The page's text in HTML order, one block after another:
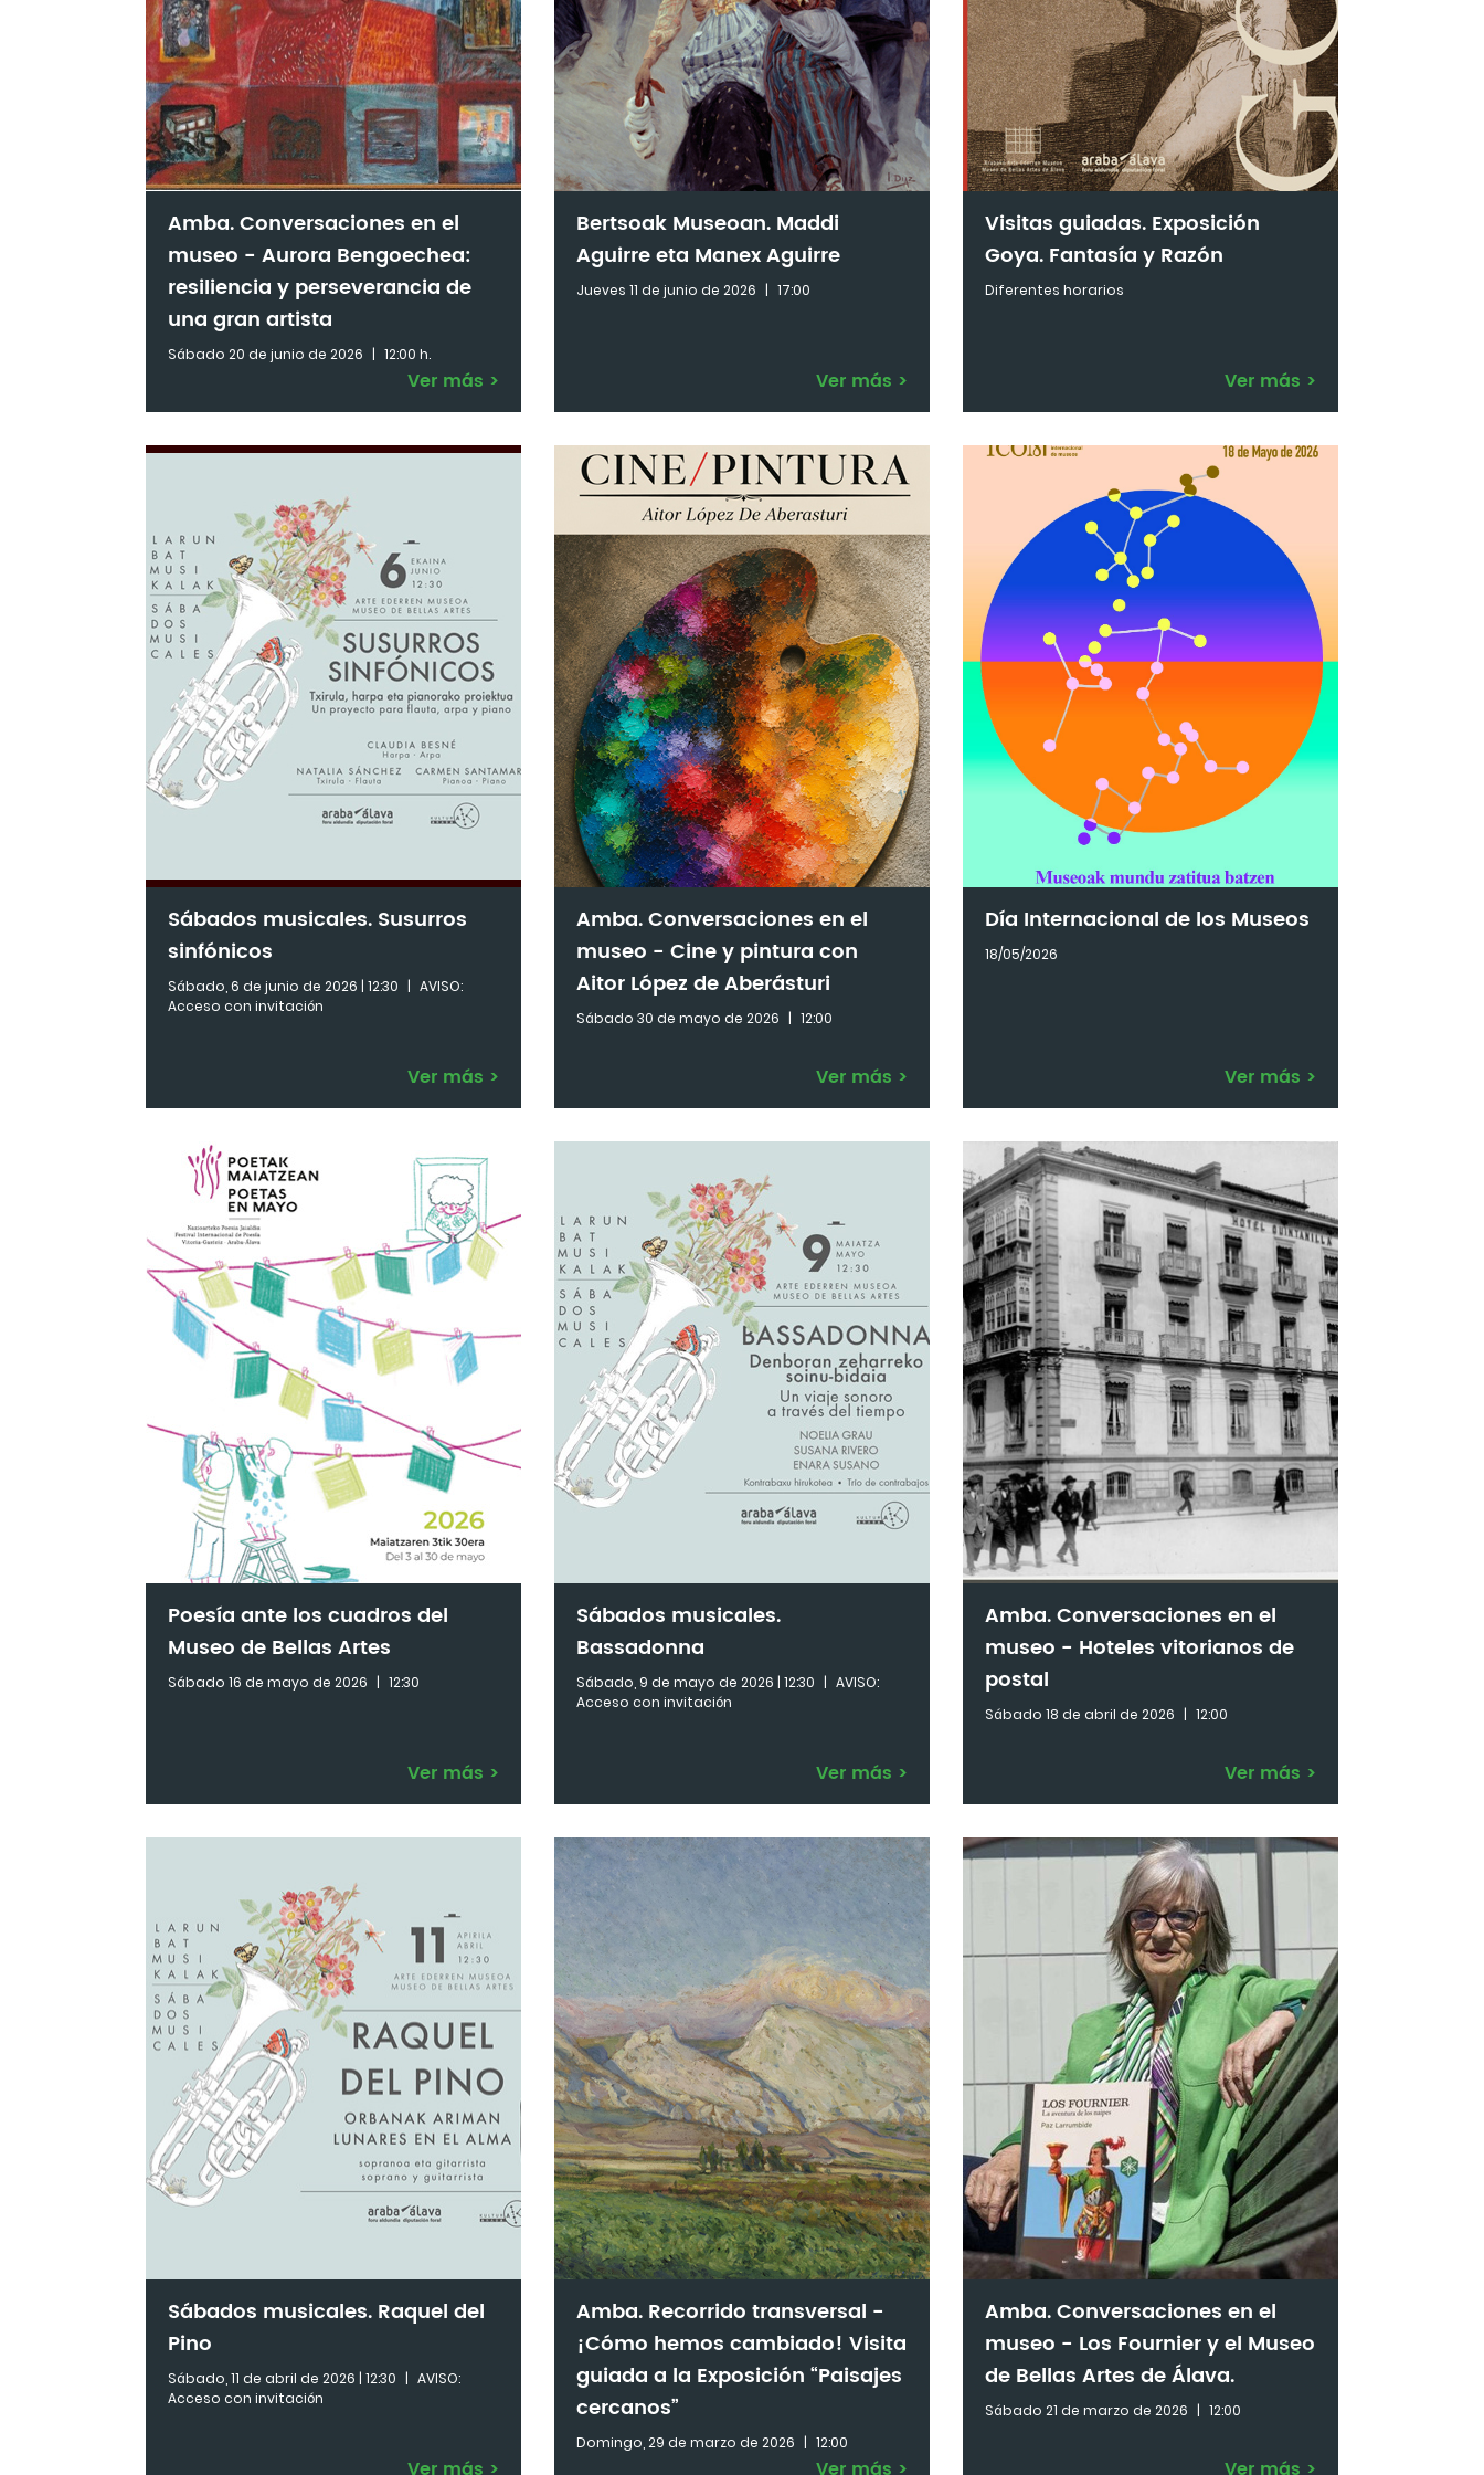
Amba. Conversaciones en el
museo - Aurora Bengoechea:
resiliencia y perseverancia de
una gran artista
Sábado 20 de junio de 2026 | 12:00 h.
Ver más >
Bertsoak Museoan. Maddi
Aguirre eta Manex Aguirre
Jueves 11 de junio de 2026 | 17:00
Ver más >
Visitas guiadas. Exposición
Goya. Fantasía y Razón
Diferentes horarios
Ver más >
Sábados musicales. Susurros
sinfónicos
Sábado, 6 de junio de 2026 | 12:30 | AVISO:
Acceso con invitación
Ver más >
Amba. Conversaciones en el
museo - Cine y pintura con
Aitor López de Aberásturi
Sábado 30 de mayo de 2026 | 12:00
Ver más >
Día Internacional de los Museos
18/05/2026
Ver más >
Poesía ante los cuadros del
Museo de Bellas Artes
Sábado 16 de mayo de 2026 | 12:30
Ver más >
Sábados musicales.
Bassadonna
Sábado, 9 de mayo de 2026 | 12:30 | AVISO:
Acceso con invitación
Ver más >
Amba. Conversaciones en el
museo - Hoteles vitorianos de
postal
Sábado 18 de abril de 2026 | 12:00
Ver más >
Sábados musicales. Raquel del
Pino
Sábado, 11 de abril de 2026 | 12:30 | AVISO:
Acceso con invitación
Ver más >
Amba. Recorrido transversal -
¡Cómo hemos cambiado! Visita
guiada a la Exposición “Paisajes
cercanos”
Domingo, 29 de marzo de 2026 | 12:00
Ver más >
Amba. Conversaciones en el
museo - Los Fournier y el Museo
de Bellas Artes de Álava.
Sábado 21 de marzo de 2026 | 12:00
Ver más >